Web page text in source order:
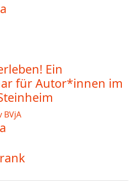
Ein
für Autor*innen im
BVjA